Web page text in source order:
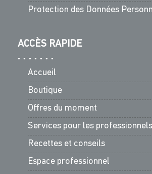
Protection des Données
ACCÈS RAPIDE
Accueil
Boutique
Offres du moment
Services pour les professionnels
Recettes et conseils
Espace professionnel